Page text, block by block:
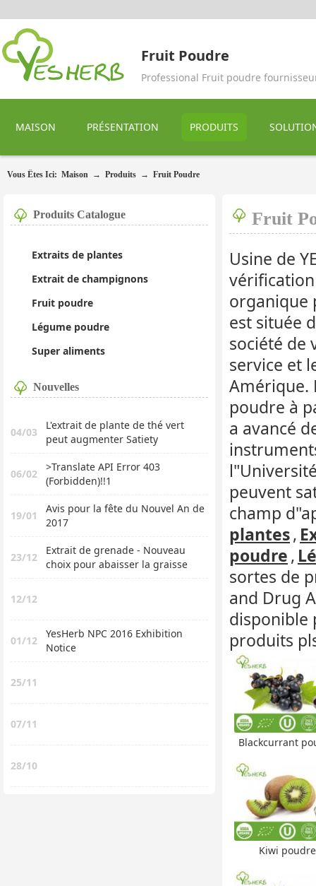
Fruit Poudre
Professional Fruit poudre
MAISON PRÉSENTATION PRODUITS
Vous Êtes Ici: Maison → Produits → Fruit Poudre
Produits Catalogue
Extraits de plantes
Extrait de champignons
Fruit poudre
Légume poudre
Super aliments
Nouvelles
04/03
L'extrait de plante de thé vert
peut augmenter Satiety
06/02
>Translate API Error 403
(Forbidden)!!1
19/01
Avis pour la fête du Nouvel An de
2017
23/12
Extrait de grenade - Nouveau
choix pour abaisser la graisse
12/12
01/12
YesHerb NPC 2016 Exhibition
Notice
25/11
07/11
28/10
Fruit
Usine de
organique
est située
société de
service et
Amérique.
poudre à
a avancé
peuvent
champ
plantes,
poudre,
sortes de
and Drug
disponible
produits
Blackcurrant
Kiwi poudre